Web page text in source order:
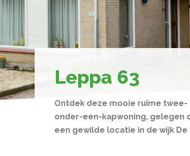
Leppa 63
Ontdek deze mooie ruime twee-
onder-een-kapwoning, gelegen
een gewilde locatie in de wijk De